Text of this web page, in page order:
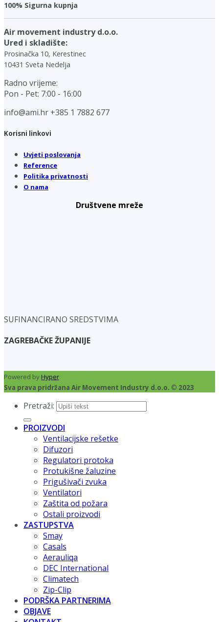
100% Sigurna kupnja
Air movement industry d.o.o.
Ured i skladište:
Prosinačka 10, Kerestinec
10431 Sveta Nedelja
Radno vrijeme:
Pon - Pet: 7:00 - 16:00
info@ami.hr +385 1 7882 677
Korisni linkovi
Uvjeti poslovanja
Reference
Politika privatnosti
O nama
Društvene mreže
SUFINANCIRANO SREDSTVIMA
ZAGREBAČKE ŽUPANIJE
Powered byHyper
Sva prava pridržana Air Movement Industry d.o.o. © 2023
Pretraži:
PROIZVODI
Ventilacijske rešetke
Difuzori
Regulatori protoka
Protukišne žaluzine
Prigušivači zvuka
Ventilatori
Zaštita od požara
Ostali proizvodi
ZASTUPSTVA
Smay
Casals
Aerauliqa
DEC International
Climatech
Zip-Clip
PODRŠKA PARTNERIMA
OBJAVE